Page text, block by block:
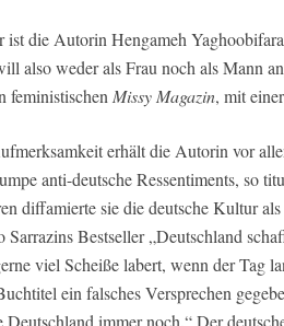
ist die Autorin Hengameh
also weder als Frau noch als Mann
feministischen Missy Magazin, mit
erhält die Autorin vor
anti-deutsche Ressentiments, so
diffamierte sie die deutsche Kultur
Bestseller „Deutschland
viel Scheiße labert, wenn der Tag
ein falsches Versprechen
Deutschland immer noch.“ Der